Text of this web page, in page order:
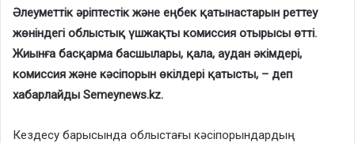
Әлеуметтік әріптестік және еңбек қатынастарын реттеу
жөніндегі облыстық үшжақты комиссия отырысы өтті.
Жиынға басқарма басшылары, қала, аудан әкімдері,
комиссия және кәсіпорын өкілдері қатысты, – деп
хабарлайды Semeynews.kz.
Кездесу барысында облыстағы кәсіпорындардың